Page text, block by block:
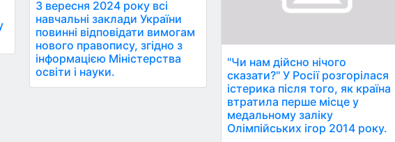
З вересня 2024 року всі
навчальні заклади України
повинні відповідати вимогам
нового правопису, згідно з
інформацією Міністерства
освіти і науки.
"Чи нам дійсно нічого
сказати?" У Росії розгорілася
істерика після того, як країна
втратила перше місце у
медальному заліку
Олімпійських ігор 2014 року.